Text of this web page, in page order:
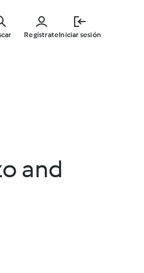
RegístrateIniciar sesión
and